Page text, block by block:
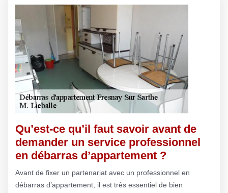
Qu’est-ce qu’il faut savoir avant de
demander un service professionnel
en débarras d’appartement ?
Avant de fixer un partenariat avec un professionnel en
débarras d’appartement, il est très essentiel de bien